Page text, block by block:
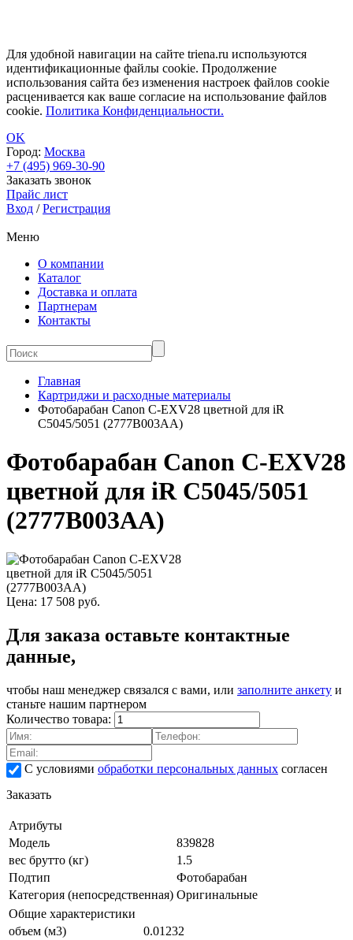
Для удобной навигации на сайте triena.ru используются
идентификационные файлы cookie. Продолжение
использования сайта без изменения настроек файлов cookie
расценивается как ваше согласие на использование файлов
cookie. Политика Конфиденциальности.
OK
Город: Москва
+7 (495) 969-30-90
Заказать звонок
Прайс лист
Вход /Регистрация
Меню
О компании
Каталог
Доставка и оплата
Партнерам
Контакты
Главная
Картриджи и расходные материалы
Фотобарабан Canon C-EXV28 цветной для iR
C5045/5051 (2777B003AA)
Фотобарабан Canon C-EXV28
цветной для iR C5045/5051
(2777B003AA)
Цена: 17 508 руб.
Для заказа оставьте контактные
данные,
чтобы наш менеджер связался с вами, или заполните анкету и
станьте нашим партнером
Количество товара:
С условиями обработки персональных данных согласен
Заказать
Атрибуты
Модель
839828
вес брутто (кг)
1.5
Подтип
Фотобарабан
Категория (непосредственная) Оригинальные
Общие характеристики
объем (м3)
0.01232